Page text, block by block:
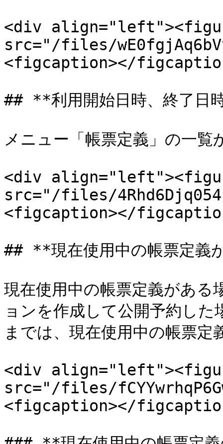
<div
src="/files/
<figcaption></
## **利用開始日時、終了日
メニュー「帳票定義」の一覧
<div
src="/files/
<figcaption></
## **現在使用中の帳票定義
現在使用中の帳票定義がある
ョンを作成して公開予約し
までは、現在使用中の帳票定
<div
src="/files/
<figcaption></